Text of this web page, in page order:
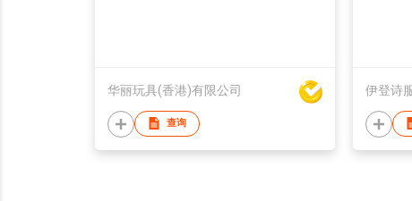
华丽玩具(香港)有限公司
查询
伊登诗